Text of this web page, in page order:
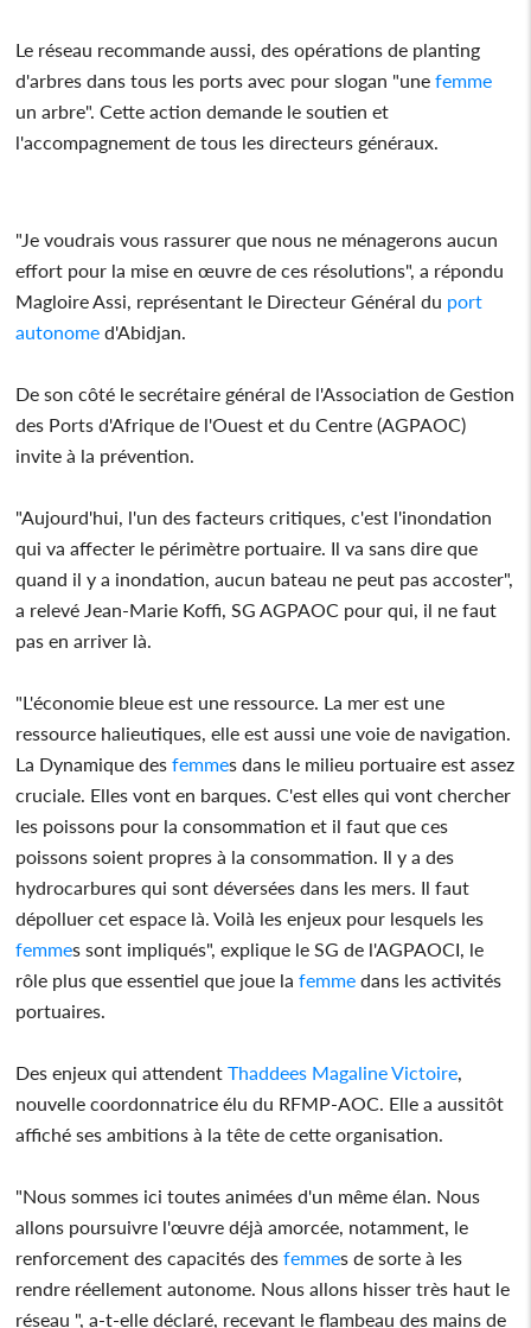
Le réseau recommande aussi, des opérations de planting
d'arbres dans tous les ports avec pour slogan "une femme
un arbre". Cette action demande le soutien et
l'accompagnement de tous les directeurs généraux.
"Je voudrais vous rassurer que nous ne ménagerons aucun
effort pour la mise en œuvre de ces résolutions", a répondu
Magloire Assi, représentant le Directeur Général du port
autonome d'Abidjan.
De son côté le secrétaire général de l'Association de Gestion
des Ports d'Afrique de l'Ouest et du Centre (AGPAOC)
invite à la prévention.
"Aujourd'hui, l'un des facteurs critiques, c'est l'inondation
qui va affecter le périmètre portuaire. Il va sans dire que
quand il y a inondation, aucun bateau ne peut pas accoster",
a relevé Jean-Marie Koffi, SG AGPAOC pour qui, il ne faut
pas en arriver là.
"L'économie bleue est une ressource. La mer est une
ressource halieutiques, elle est aussi une voie de navigation.
La Dynamique des femmes dans le milieu portuaire est assez
cruciale. Elles vont en barques. C'est elles qui vont chercher
les poissons pour la consommation et il faut que ces
poissons soient propres à la consommation. Il y a des
hydrocarbures qui sont déversées dans les mers. Il faut
dépolluer cet espace là. Voilà les enjeux pour lesquels les
femmes sont impliqués", explique le SG de l'AGPAOCI, le
rôle plus que essentiel que joue la femme dans les activités
portuaires.
Des enjeux qui attendent Thaddees Magaline Victoire,
nouvelle coordonnatrice élu du RFMP-AOC. Elle a aussitôt
affiché ses ambitions à la tête de cette organisation.
"Nous sommes ici toutes animées d'un même élan. Nous
allons poursuivre l'œuvre déjà amorcée, notamment, le
renforcement des capacités des femmes de sorte à les
rendre réellement autonome. Nous allons hisser très haut le
réseau ", a-t-elle déclaré, recevant le flambeau des mains de